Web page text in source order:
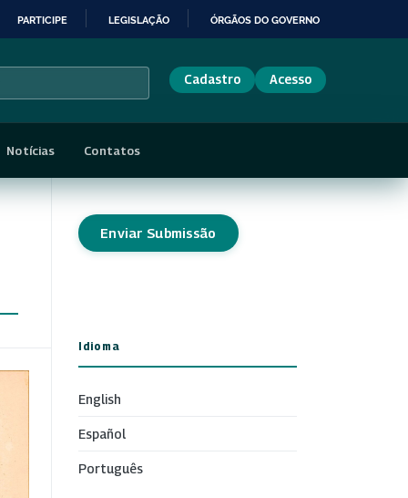
PARTICIPE LEGISLAÇÃO ÓRGÃOS DO GOVERNO
Cadastro Acesso
Notícias Contatos
Enviar Submissão
Idioma
English
Español
Português